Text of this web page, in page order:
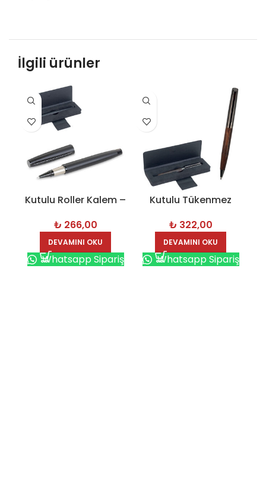
İlgili ürünler
Kutulu Roller Kalem –
₺ 266,00
DEVAMINI OKU
Whatsapp Sipariş
Kutulu Tükenmez
₺ 322,00
DEVAMINI OKU
Whatsapp Sipariş